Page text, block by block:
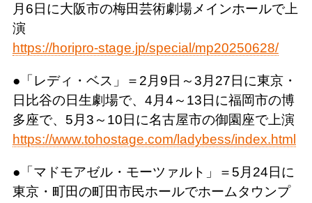
月6日に大阪市の梅田芸術劇場メインホールで上
演
https://horipro-stage.jp/special/mp20250628/
●「レディ・ベス」＝2月9日～3月27日に東京・
日比谷の日生劇場で、4月4～13日に福岡市の博
多座で、5月3～10日に名古屋市の御園座で上演
https://www.tohostage.com/ladybess/index.html
●「マドモアゼル・モーツァルト」＝5月24日に
東京・町田の町田市民ホールでホームタウンプ